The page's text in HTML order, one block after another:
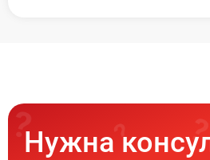
Нужна